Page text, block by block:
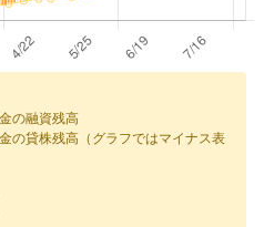
の融資残高
の貸株残高（グラフではマイナス表